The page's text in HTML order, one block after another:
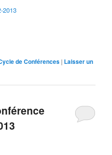
2013
de Conférences | Laisser un